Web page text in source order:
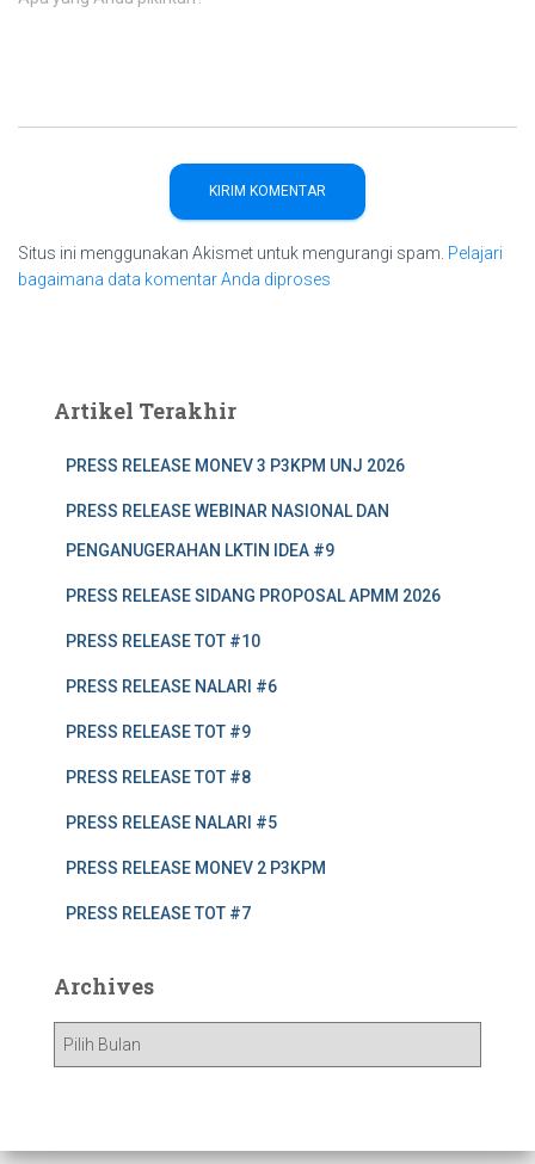
Situs ini menggunakan Akismet untuk mengurangi spam. Pelajari
bagaimana data komentar Anda diproses
Artikel Terakhir
PRESS RELEASE MONEV 3 P3KPM UNJ 2026
PRESS RELEASE WEBINAR NASIONAL DAN
PENGANUGERAHAN LKTIN IDEA #9
PRESS RELEASE SIDANG PROPOSAL APMM 2026
PRESS RELEASE TOT #10
PRESS RELEASE NALARI #6
PRESS RELEASE TOT #9
PRESS RELEASE TOT #8
PRESS RELEASE NALARI #5
PRESS RELEASE MONEV 2 P3KPM
PRESS RELEASE TOT #7
Archives